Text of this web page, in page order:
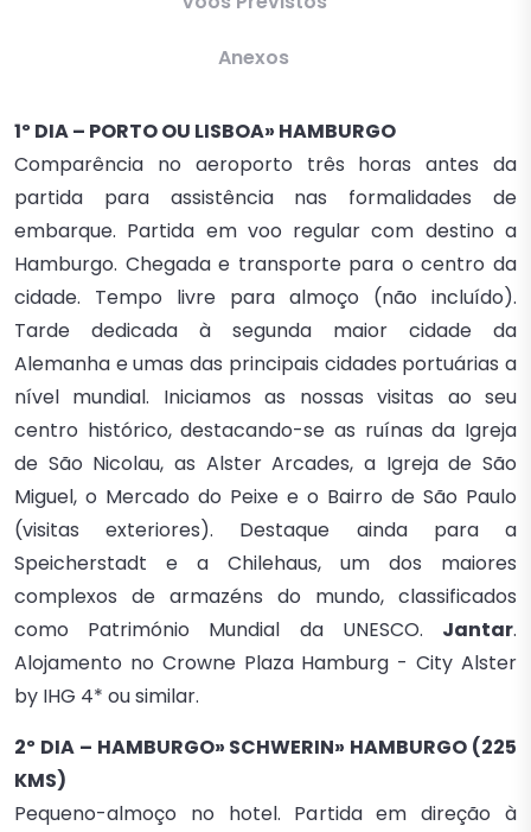
Anexos
1º DIA – PORTO OU LISBOA» HAMBURGO
Comparência no aeroporto três horas antes da
partida para assistência nas formalidades de
embarque. Partida em voo regular com destino a
Hamburgo. Chegada e transporte para o centro da
cidade. Tempo livre para almoço (não incluído).
Tarde dedicada à segunda maior cidade da
Alemanha e umas das principais cidades portuárias a
nível mundial. Iniciamos as nossas visitas ao seu
centro histórico, destacando-se as ruínas da Igreja
de São Nicolau, as Alster Arcades, a Igreja de São
Miguel, o Mercado do Peixe e o Bairro de São Paulo
(visitas exteriores). Destaque ainda para a
Speicherstadt e a Chilehaus, um dos maiores
complexos de armazéns do mundo, classificados
como Património Mundial da UNESCO. Jantar.
Alojamento no Crowne Plaza Hamburg - City Alster
by IHG 4* ou similar.
2º DIA – HAMBURGO» SCHWERIN» HAMBURGO (225
KMS)
Pequeno-almoço no hotel. Partida em direção à